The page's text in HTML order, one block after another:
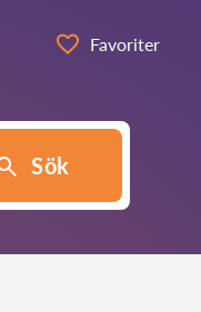
Favoriter
Sök